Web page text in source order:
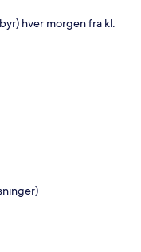
hver morgen fra kl.